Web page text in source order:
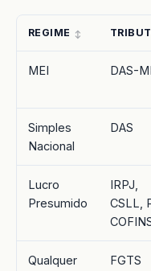
REGIME
MEI DAS-
Simples
Nacional
DAS
Lucro
Presumido
IRPJ,
CSLL,
Qualquer
FGTS